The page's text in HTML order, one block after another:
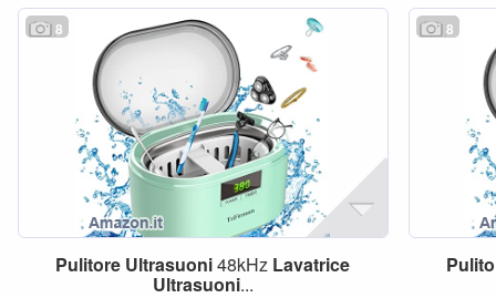
8
Pulitore Ultrasuoni48kHz Lavatrice
Ultrasuoni...
8